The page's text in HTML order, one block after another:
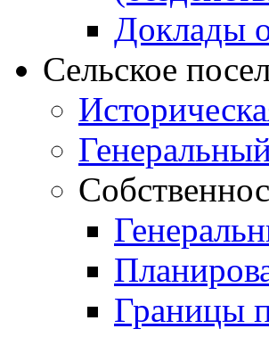
Доклады
Сельское
Границы